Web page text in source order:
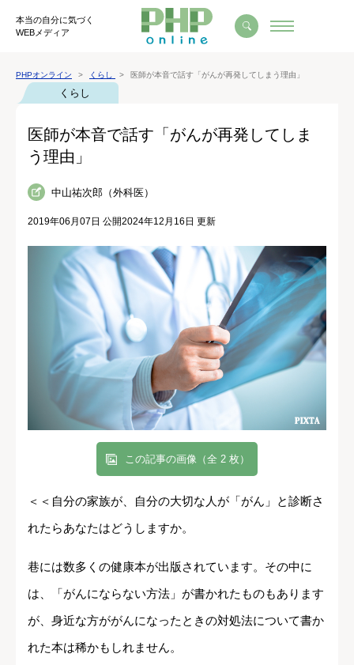
本当の自分に気づく
WEBメディア
PHPオンライン くらし 医師が本音で話す「がんが再発してしまう理由」
くらし
医師が本音で話す「がんが再発してしま
う理由」
中山祐次郎（外科医）
2019年06月07日 公開2024年12月16日 更新
この記事の画像（全 2 枚）
＜＜自分の家族が、自分の大切な人が「がん」と診断さ
れたらあなたはどうしますか。
巷には数多くの健康本が出版されています。その中に
は、「がんにならない方法」が書かれたものもあります
が、身近な方ががんになったときの対処法について書か
れた本は稀かもしれません。